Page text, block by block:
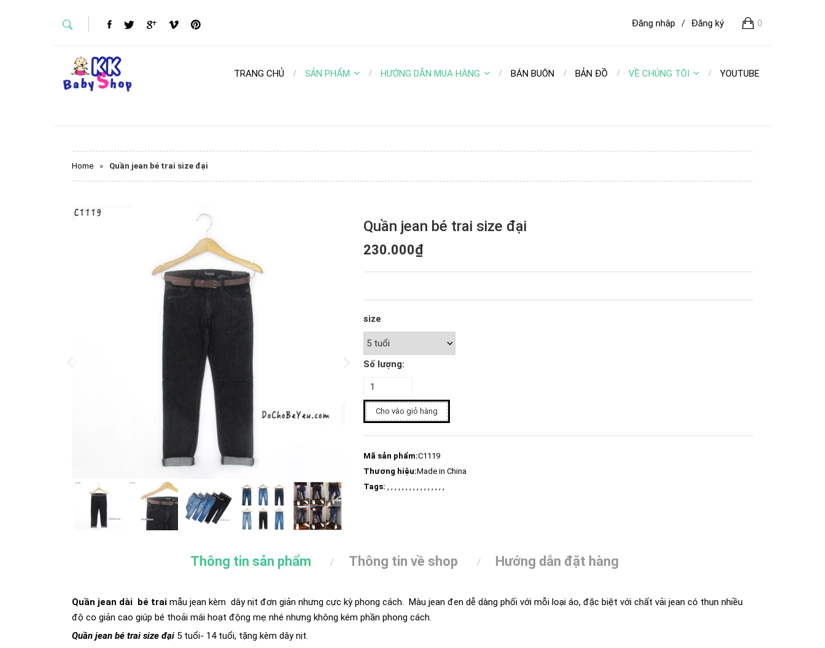
0
Đăng ký
/
Đăng nhập
TRANG CHỦ SẢN PHẨM HƯỚNG DẪN MUA HÀNG BÁN BUÔN BẢN ĐỒ VỀ CHÚNG TÔI YOUTUBE
Home » Quần jean bé trai size đại
Quần jean bé trai size đại
230.000₫
size
Số lượng:
Cho vào giỏ hàng
Mã sản phẩm:C1119
Thương hiệu:Made in China
Tags: , , , , , , , , , , , , , , , ,
Thông tin sản phẩm Thông tin về shop Hướng dẫn đặt hàng
Quần jean dài bé trai mẫu jean kèm dây nịt đơn giản nhưng cực kỳ phong cách. Màu jean đen dễ dàng phối với mỗi loại áo, đặc biệt với chất vải jean có thun nhiều
độ co giản cao giúp bé thoải mái hoạt động mẹ nhé nhưng không kém phần phong cách.
Quần jean bé trai size đại 5 tuổi- 14 tuổi, tặng kèm dây nịt.